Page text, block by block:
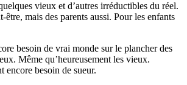
vieux et d’autres irréductibles du réel.
être, mais des parents aussi. Pour les enfants
besoin de vrai monde sur le plancher des
Même qu’heureusement les vieux.
encore besoin de sueur.